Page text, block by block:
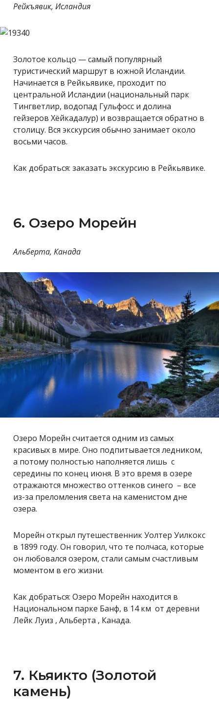
Рейкъявик, Исландия
Золотое кольцо — самый популярный
туристический маршрут в южной Исландии.
Начинается в Рейкьявике, проходит по
центральной Исландии (национальный парк
Тингветлир, водопад Гульфосс и долина
гейзеров Хёйкадалур) и возвращается обратно в
столицу. Вся экскурсия обычно занимает около
восьми часов.
Как добраться: заказать экскурсию в Рейкьявике.
6. Озеро Морейн
Альберта, Канада
Озеро Морейн считается одним из самых
красивых в мире. Оно подпитывается ледником,
а потому полностью наполняется лишь с
середины по конец июня. В это время в озере
отражаются множество оттенков синего – все
из-за преломления света на каменистом дне
озера.
Морейн открыл путешественник Уолтер Уилкокс
в 1899 году. Он говорил, что те полчаса, которые
он любовался озером, стали самым счастливым
моментом в его жизни.
Как добраться: Озеро Морейн находится в
Национальном парке Банф, в 14 км от деревни
Лейк Луиз , Альберта , Канада.
7. Кьяикто (Золотой
камень)